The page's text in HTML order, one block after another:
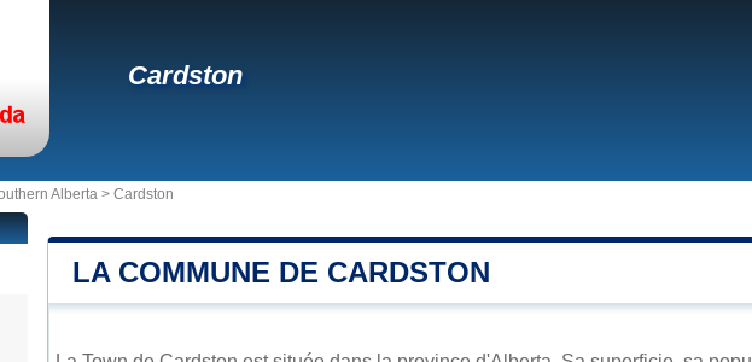
Cardston
Alberta > Cardston
LA COMMUNE DE CARDSTON